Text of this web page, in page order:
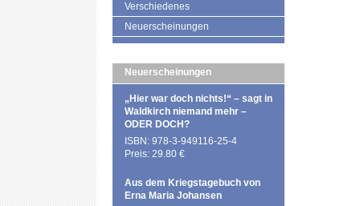
Verschiedenes
Neuerscheinungen
Neuerscheinungen
„Hier war doch nichts!“ – sagt in
Waldkirch niemand mehr –
ODER DOCH?
ISBN: 978-3-949116-25-4
Preis: 29.80 €
Aus dem Kriegstagebuch von
Erna Maria Johansen